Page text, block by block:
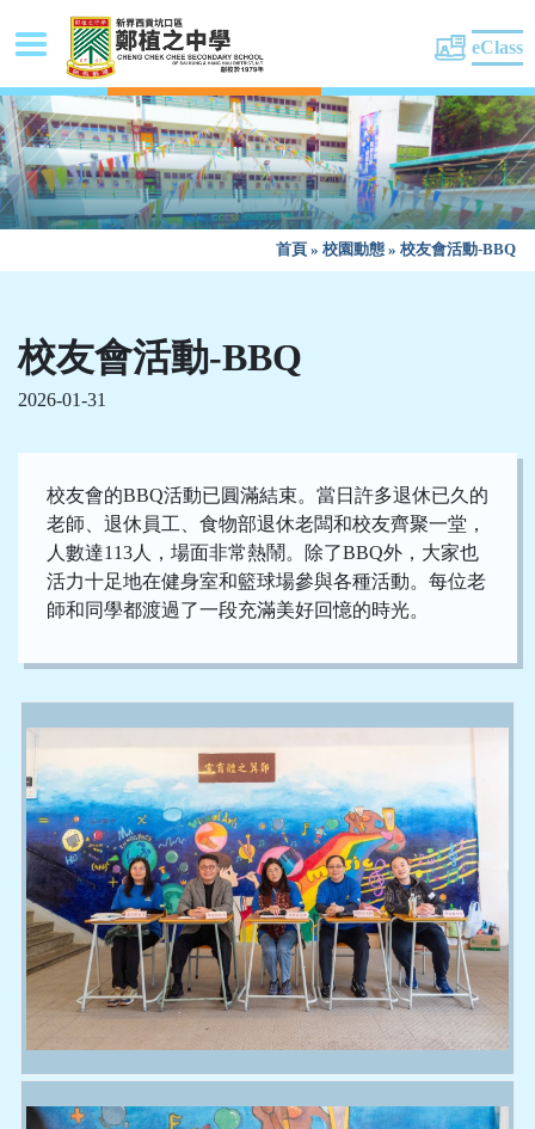
eClass
首頁 » 校園動態 » 校友會活動-BBQ
校友會活動-BBQ
2026-01-31
校友會的BBQ活動已圓滿結束。當日許多退休已久的
老師、退休員工、食物部退休老闆和校友齊聚一堂，
人數達113人，場面非常熱鬧。除了BBQ外，大家也
活力十足地在健身室和籃球場參與各種活動。每位老
師和同學都渡過了一段充滿美好回憶的時光。